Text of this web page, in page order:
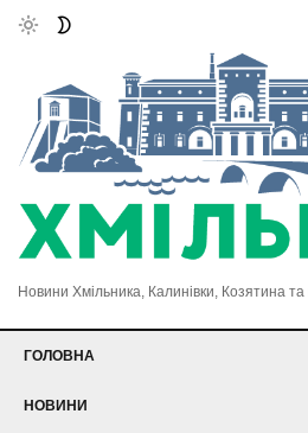
Новини Хмільника, Калинівки, Козятина
ГОЛОВНА
НОВИНИ